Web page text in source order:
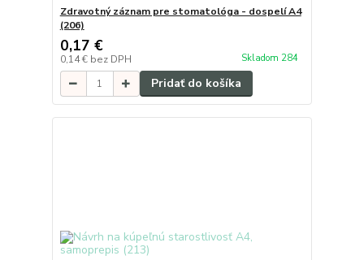
Zdravotný záznam pre stomatológa - dospelí A4
(206)
0,17 €
0,14 € bez DPH Skladom 284
Pridať do košíka